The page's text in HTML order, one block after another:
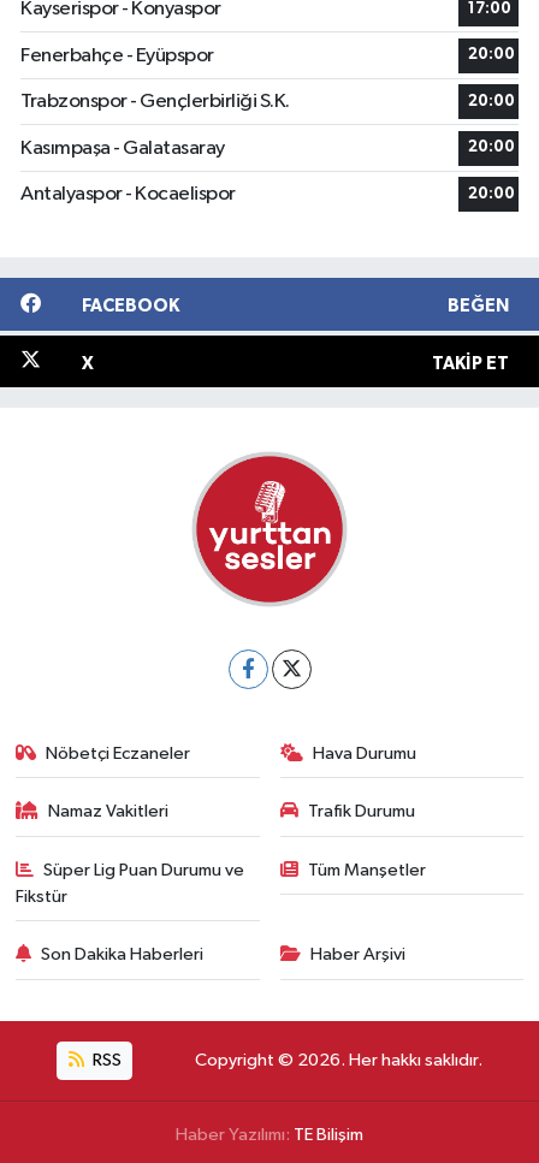
Kayserispor - Konyaspor
17:00
Fenerbahçe - Eyüpspor 20:00
Trabzonspor - Gençlerbirliği S.K. 20:00
Kasımpaşa - Galatasaray 20:00
Antalyaspor - Kocaelispor 20:00
FACEBOOK BEĞEN
X TAKIP ET
Nöbetçi Eczaneler Hava Durumu
Namaz Vakitleri Trafik Durumu
Süper Lig Puan Durumu ve
Fikstür
Tüm Manşetler
Son Dakika Haberleri Haber Arşivi
RSS Copyright © 2026. Her hakkı saklıdır.
Haber Yazılımı: TE Bilişim